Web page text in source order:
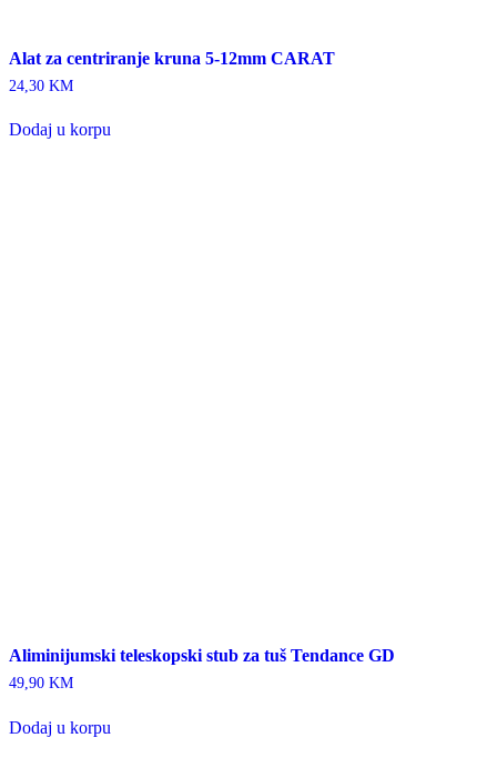
Alat za centriranje kruna 5-12mm CARAT
24,30 KM
Dodaj u korpu
Aliminijumski teleskopski stub za tuš Tendance GD
49,90 KM
Dodaj u korpu